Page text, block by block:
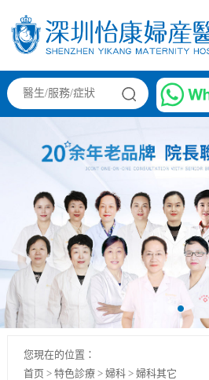
您現在的位置：
首页 > 特色診療> 婦科> 婦科其它